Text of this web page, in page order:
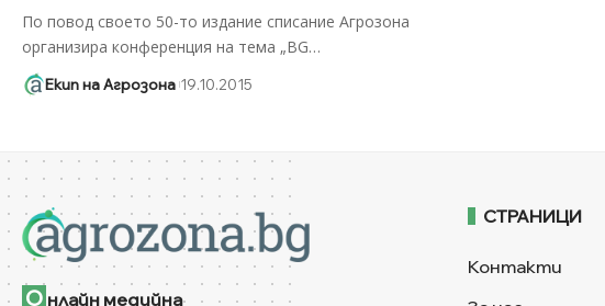
По повод своето 50-то издание списание Агрозона
организира конференция на тема „BG…
Екип на Агрозона 19.10.2015
О нлайн медийна
СТРАНИЦИ
Контакти